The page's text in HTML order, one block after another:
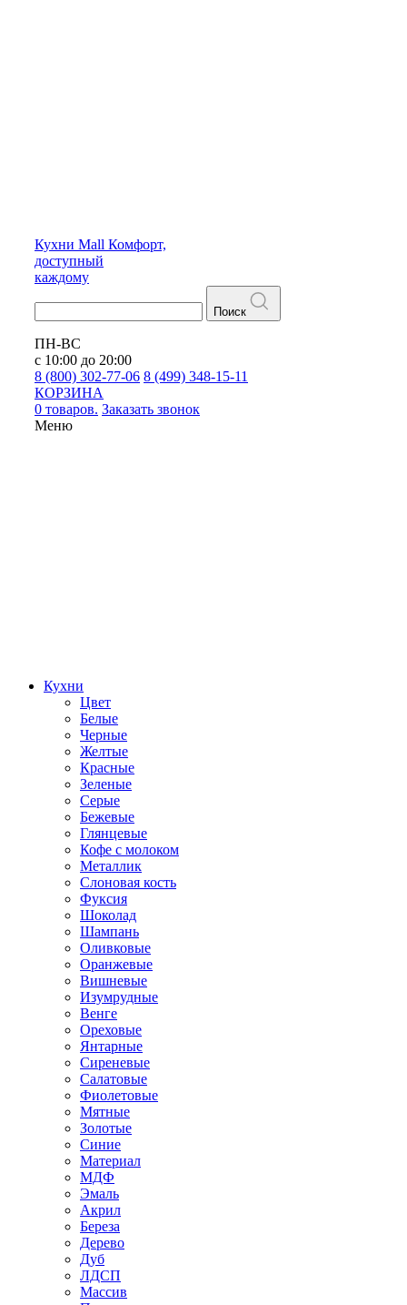
Кухни Mall Комфорт,
доступный
каждому
Поиск
ПН-ВС
с 10:00 до 20:00
8 (800) 302-77-06 8 (499) 348-15-11
КОРЗИНА
0 товаров. Заказать звонок
Меню
Кухни
Цвет
Белые
Черные
Желтые
Красные
Зеленые
Серые
Бежевые
Глянцевые
Кофе с молоком
Металлик
Слоновая кость
Фуксия
Шоколад
Шампань
Оливковые
Оранжевые
Вишневые
Изумрудные
Венге
Ореховые
Янтарные
Сиреневые
Салатовые
Фиолетовые
Мятные
Золотые
Синие
Материал
МДФ
Эмаль
Акрил
Береза
Дерево
Дуб
ЛДСП
Массив